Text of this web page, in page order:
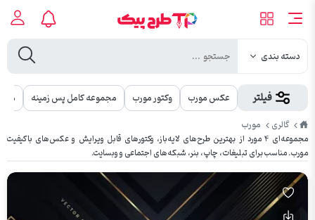
دسته بندی
فیلتر عکس مورب وکتور مورب مجموعه کامل پس زمینه
طرح
پیک
گالری مورب
مجموعه‌ای ۴ مورد از بهترین طرح‌های لایه‌باز، وکتورهای قابل ویرایش و عکس‌های باکیفیت
مورب. مناسب برای تبلیغات، چاپ، بنر، شبکه‌های اجتماعی و وبسایت.